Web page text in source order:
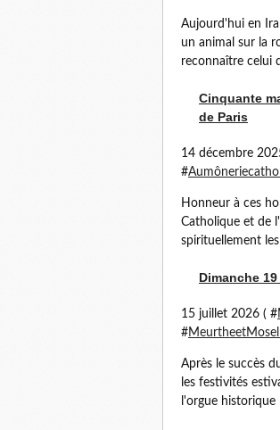
Aujourd'hui en
un animal sur la
reconnaître celui
Cinquante
de Paris
14 décembre
#
Honneur à ces
Catholique et de
spirituellement
Dimanche
15 juillet 2026 ( #
#
Après le succès
les festivités
l'orgue